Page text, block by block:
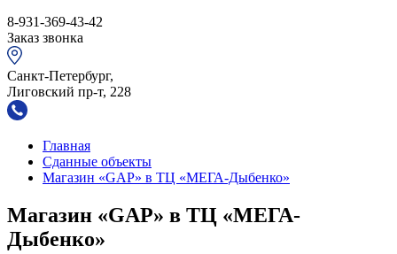
8-931-369-43-42
Заказ звонка
Санкт-Петербург,
Лиговский пр-т, 228
Главная
Сданные объекты
Магазин «GAP» в ТЦ «МЕГА-Дыбенко»
Магазин «GAP» в ТЦ «МЕГА-
Дыбенко»